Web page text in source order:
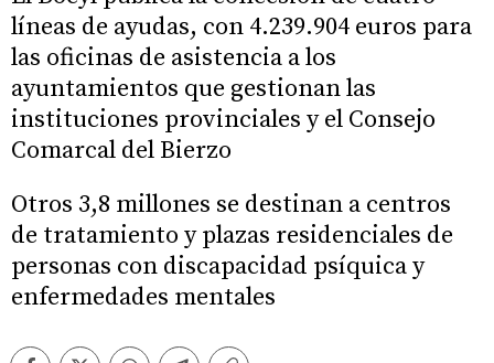
líneas de ayudas, con 4.239.904 euros para
las oficinas de asistencia a los
ayuntamientos que gestionan las
instituciones provinciales y el Consejo
Comarcal del Bierzo
Otros 3,8 millones se destinan a centros
de tratamiento y plazas residenciales de
personas con discapacidad psíquica y
enfermedades mentales